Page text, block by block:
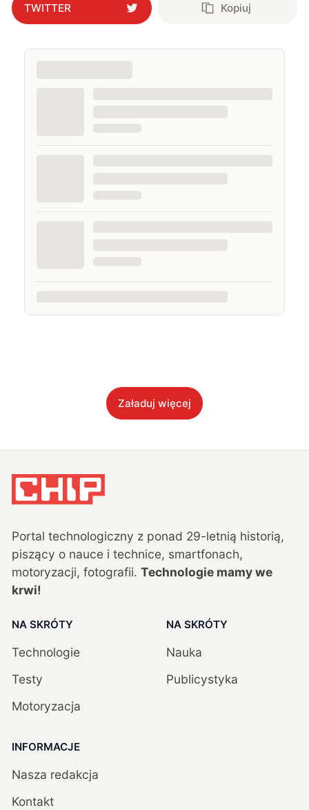
TWITTER Kopiuj
Załaduj więcej
Portal technologiczny z ponad 29-letnią historią,
piszący o nauce i technice, smartfonach,
motoryzacji, fotografii. Technologie mamy we
krwi!
NA SKRÓTY
Technologie
Testy
Motoryzacja
NA SKRÓTY
Nauka
Publicystyka
INFORMACJE
Nasza redakcja
Kontakt